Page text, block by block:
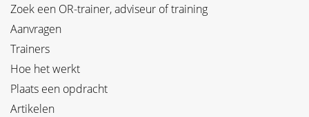
Zoek een OR-trainer, adviseur of training
Aanvragen
Trainers
Hoe het werkt
Plaats een opdracht
Artikelen